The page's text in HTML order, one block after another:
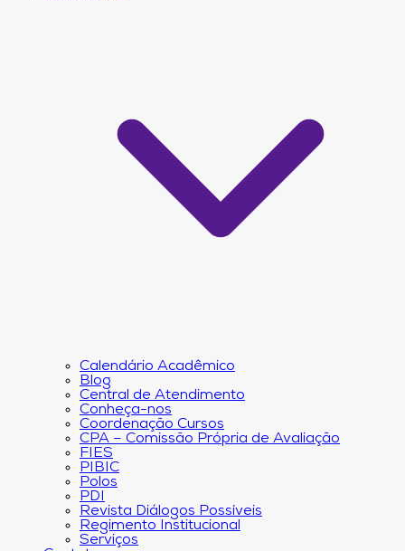
Calendário Acadêmico
Blog
Central de Atendimento
Conheça-nos
Coordenação Cursos
CPA – Comissão Própria de Avaliação
FIES
PIBIC
Polos
PDI
Revista Diálogos Possíveis
Regimento Institucional
Serviços